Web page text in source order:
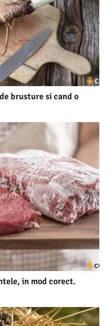
brusture si cand o
in mod corect.